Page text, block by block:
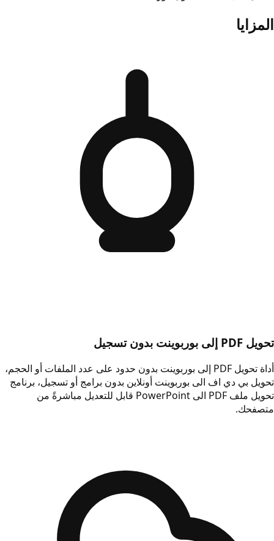
المزايا
تحويل PDF إلى بوربوينت بدون تسجيل
أداة تحويل PDF إلى بوربوينت بدون حدود على عدد الملفات أو الحجم،
تحويل بي دي اف الى بوربوينت أونلاين بدون برامج أو تسجيل، برنامج
تحويل ملف PDF الى PowerPoint قابل للتعديل مباشرةً من
متصفحك.